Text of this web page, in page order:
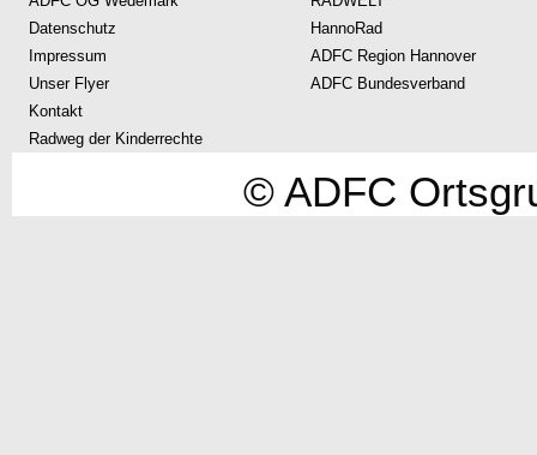
Datenschutz
Impressum
Unser Flyer
Kontakt
Radweg der Kinderrechte
HannoRad
ADFC Region Hannover
ADFC Bundesverband
© ADFC